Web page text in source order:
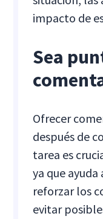
impacto de
Sea
Ofrecer
después de
tarea es
ya que
reforzar los
evitar